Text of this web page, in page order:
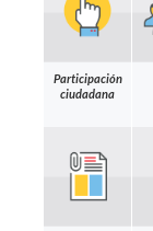
Participación
ciudadana